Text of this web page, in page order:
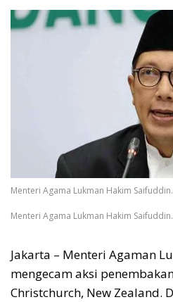
Menteri Agama Lukman Hakim Saifuddin.
Menteri Agama Lukman Hakim Saifuddin.
Jakarta – Menteri Agaman
mengecam aksi
Christchurch, New Zealand.